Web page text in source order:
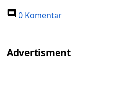
0 Komentar